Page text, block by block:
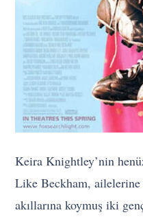
Keira Knightley’nin
Like Beckham, ailelerine
akıllarına koymuş iki